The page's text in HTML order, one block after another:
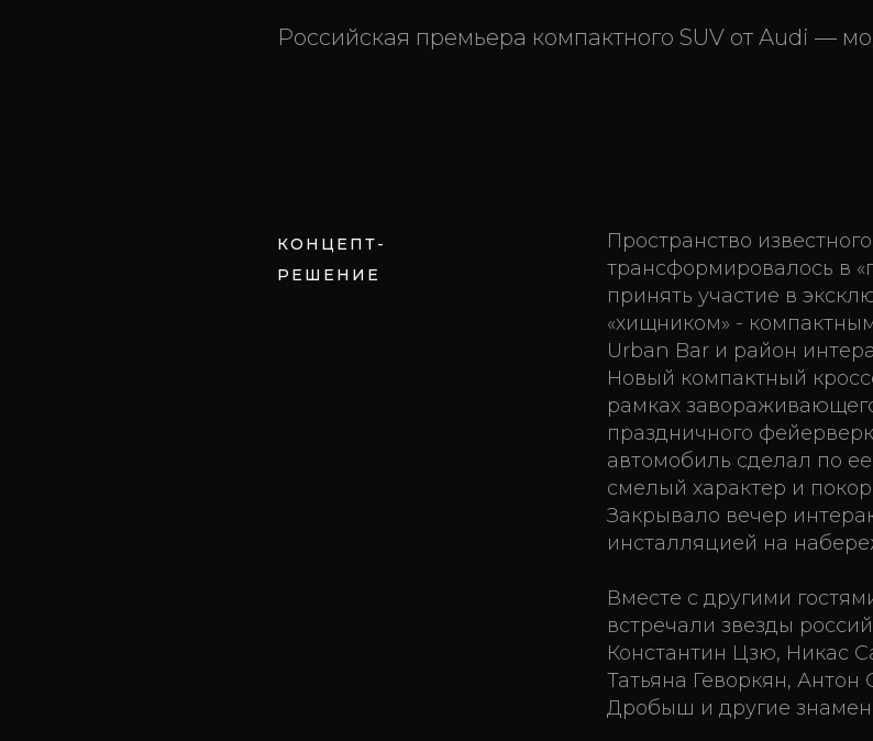
Российская премьера компактного SUV от Audi —
Пространство
трансформировалось в
принять участие в
«хищником» -
Urban Bar и район
Новый компактный
рамках
праздничного
автомобиль сделал по
смелый характер и
Закрывало вечер
инсталляцией на
Вместе с другими
встречали звезды
Константин Цзю, Никас
Татьяна Геворкян,
Дробыш и другие
КОНЦЕПТ-
РЕШЕНИЕ